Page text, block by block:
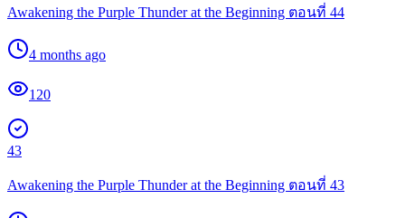
Awakening the Purple Thunder at the Beginning ตอนที่ 44
4 months ago
120
43
Awakening the Purple Thunder at the Beginning ตอนที่ 43